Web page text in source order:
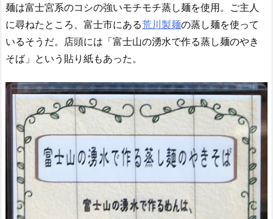
麺は富士宮系のコシの強いモチモチ蒸し麺を使用。ご主人
に尋ねたところ、富士市にある荒川製麺の蒸し麺を使って
いるそうだ。店頭には「富士山の湧水で作る蒸し麺のやき
そば」という貼り紙もあった。